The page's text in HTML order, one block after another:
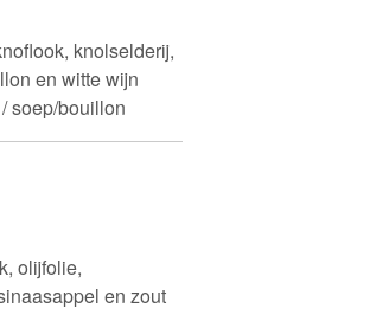
knolselderij,
en witte wijn
soep/bouillon
olijfolie,
en zout